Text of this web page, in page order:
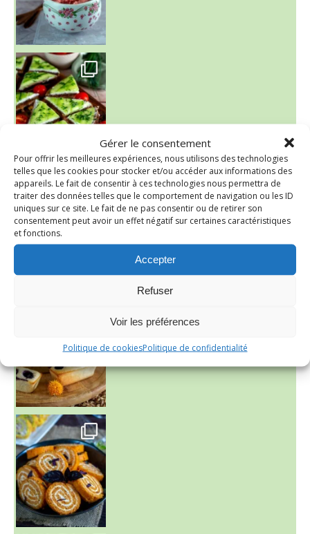
Gérer le consentement
Pour offrir les meilleures expériences, nous utilisons des technologies
telles que les cookies pour stocker et/ou accéder aux informations des
appareils. Le fait de consentir à ces technologies nous permettra de
traiter des données telles que le comportement de navigation ou les ID
uniques sur ce site. Le fait de ne pas consentir ou de retirer son
consentement peut avoir un effet négatif sur certaines caractéristiques
et fonctions.
Accepter
Refuser
Voir les préférences
Politique de cookiesPolitique de confidentialité
~ SALADE DE PÂTES AUX DEUX TOMATES THON ET BURRA